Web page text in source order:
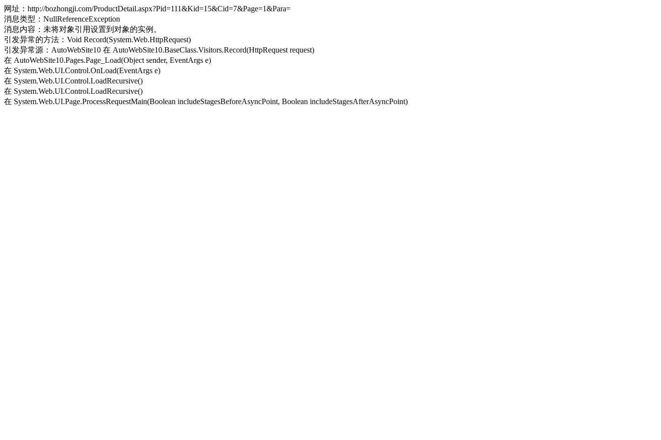
网址：http://bozhongji.com/ProductDetail.aspx?Pid=111&Kid=15&Cid=7&Page=1&Para=
消息类型：NullReferenceException
消息内容：未将对象引用设置到对象的实例。
引发异常的方法：Void Record(System.Web.HttpRequest)
引发异常源：AutoWebSite10 在 AutoWebSite10.BaseClass.Visitors.Record(HttpRequest request)
在 AutoWebSite10.Pages.Page_Load(Object sender, EventArgs e)
在 System.Web.UI.Control.OnLoad(EventArgs e)
在 System.Web.UI.Control.LoadRecursive()
在 System.Web.UI.Control.LoadRecursive()
在 System.Web.UI.Page.ProcessRequestMain(Boolean includeStagesBeforeAsyncPoint, Boolean includeStagesAfterAsyncPoint)